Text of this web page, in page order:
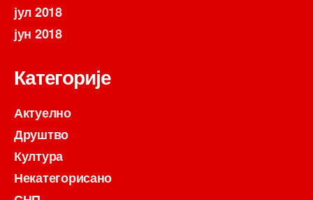
јул 2018
јун 2018
Категорије
Актуелно
Друштво
Култура
Некатегорисано